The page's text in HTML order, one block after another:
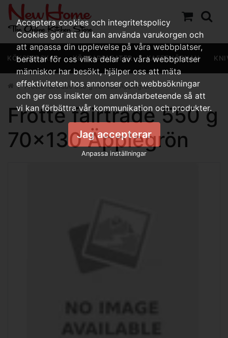
KÖKSREDSKAP KÖKSAPPARATER KAFFEHÖRNAN
Frotté fairtrade 550 g 70x130 Äpplegrön
Frotté fairtrade 550 g
70x130 Äpplegrön
Acceptera cookies och integritetspolicy
Cookies gör att du kan använda varukorgen och
att anpassa din upplevelse på våra webbplatser,
berättar för oss vilka delar av våra webbplatser
människor har besökt, hjälper oss att mäta
effektiviteten hos annonser och webbsökningar
och ger oss insikter om användarbeteende så att
vi kan förbättra vår kommunikation och produkter.
Jag accepterar
Anpassa inställningar